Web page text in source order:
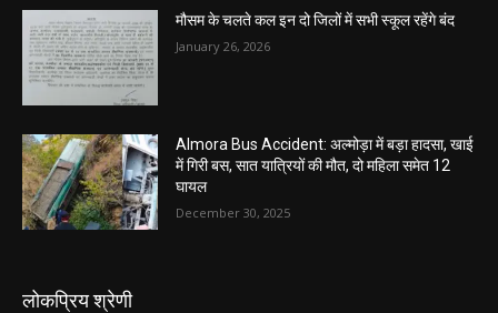
मौसम के चलते कल इन दो जिलों में सभी स्कूल रहेंगे बंद
January 26, 2026
Almora Bus Accident: अल्मोड़ा में बड़ा हादसा, खाई
में गिरी बस, सात यात्रियों की मौत, दो महिला समेत 12
घायल
December 30, 2025
लोकप्रिय श्रेणी